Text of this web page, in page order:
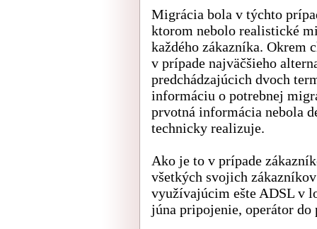
Migrácia bola v týchto
ktorom nebolo realistické
každého zákazníka. Okrem
v prípade najväčšieho
predchádzajúcich dvoch
informáciu o potrebnej
prvotná informácia nebola
technicky realizuje.
Ako je to v prípade
všetkých svojich
využívajúcim ešte ADSL v
júna pripojenie, operátor